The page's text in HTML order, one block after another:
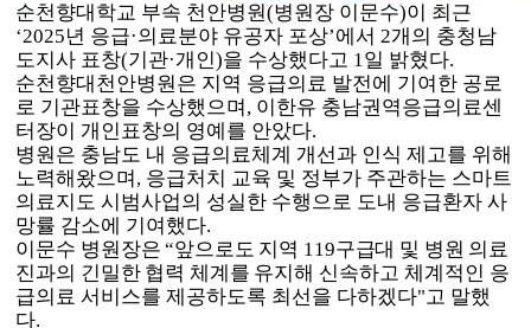
순천향대학교 부속 천안병원(병원장 이문수)이 최근
‘2025년 응급·의료분야 유공자 포상’에서2개의 충청남
도지사 표창(기관·개인)을 수상했다고 1일 밝혔다.
순천향대천안병원은 지역 응급의료 발전에 기여한 공로
로 기관표창을 수상했으며 , 이한유 충남권역응급의료센
터장이 개인표창의 영예를 안았다.
병원은 충남도 내 응급의료체계 개선과 인식 제고를 위해
노력해왔으며 , 응급처치 교육 및 정부가 주관하는 스마트
의료지도 시범사업의 성실한 수행으로 도내 응급환자 사
망률 감소에 기여했다.
이문수 병원장은“앞으로도 지역 119구급대 및 병원 의료
진과의 긴밀한 협력 체계를 유지해 신속하고 체계적인 응
급의료 서비스를 제공하도록 최선을 다하겠다"고 말했
다.